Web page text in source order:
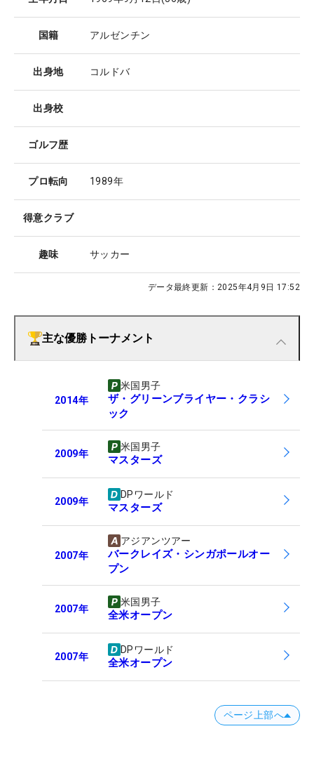
国籍 アルゼンチン
出身地 コルドバ
出身校
ゴルフ歴
プロ転向 1989年
得意クラブ
趣味 サッカー
データ最終更新： 2025年4月9日 17:52
主な優勝トーナメント
2014年
米国男子
ザ・グリーンブライヤー・クラシ
ック
2009年
米国男子
マスターズ
2009年
DPワールド
マスターズ
2007年
アジアンツアー
バークレイズ・シンガポールオー
プン
2007年
米国男子
全米オープン
2007年
DPワールド
全米オープン
ページ上部へ